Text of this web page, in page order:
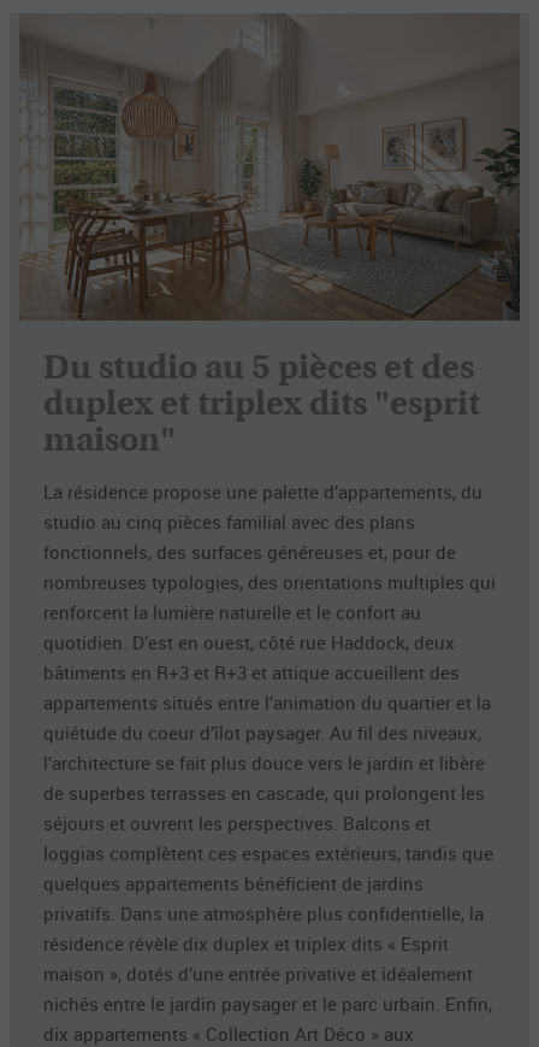
Du studio au 5 pièces et des
duplex et triplex dits "esprit
maison"
La résidence propose une palette d’appartements, du
studio au cinq pièces familial avec des plans
fonctionnels, des surfaces généreuses et, pour de
nombreuses typologies, des orientations multiples qui
renforcent la lumière naturelle et le confort au
quotidien. D’est en ouest, côté rue Haddock, deux
bâtiments en R+3 et R+3 et attique accueillent des
appartements situés entre l’animation du quartier et la
quiétude du coeur d’îlot paysager. Au fil des niveaux,
l’architecture se fait plus douce vers le jardin et libère
de superbes terrasses en cascade, qui prolongent les
séjours et ouvrent les perspectives. Balcons et
loggias complètent ces espaces extérieurs, tandis que
quelques appartements bénéficient de jardins
privatifs. Dans une atmosphère plus confidentielle, la
résidence révèle dix duplex et triplex dits « Esprit
maison », dotés d’une entrée privative et idéalement
nichés entre le jardin paysager et le parc urbain. Enfin,
dix appartements « Collection Art Déco » aux